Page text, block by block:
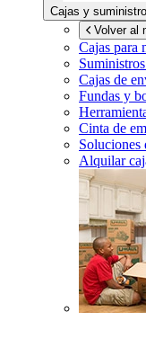
Cajas y
Volver al
Cajas para
Cajas de
Fundas y
Cinta de
Soluciones
Alquilar